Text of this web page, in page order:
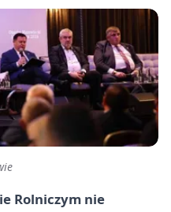
Rolniczym nie